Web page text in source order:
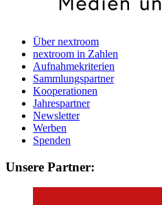
Über nextroom
nextroom in Zahlen
Aufnahmekriterien
Sammlungspartner
Kooperationen
Jahrespartner
Newsletter
Werben
Spenden
Unsere Partner: